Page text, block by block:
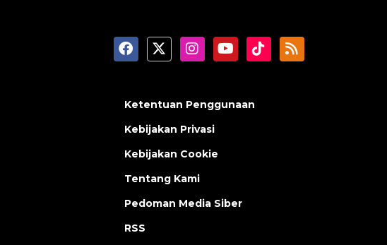
Ketentuan Penggunaan
Kebijakan Privasi
Kebijakan Cookie
Tentang Kami
Pedoman Media Siber
RSS